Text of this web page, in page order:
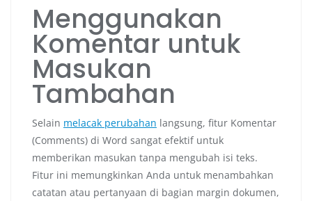
Menggunakan
Komentar untuk
Masukan
Tambahan
Selain melacak perubahan langsung, fitur Komentar
(Comments) di Word sangat efektif untuk
memberikan masukan tanpa mengubah isi teks.
Fitur ini memungkinkan Anda untuk menambahkan
catatan atau pertanyaan di bagian margin dokumen,